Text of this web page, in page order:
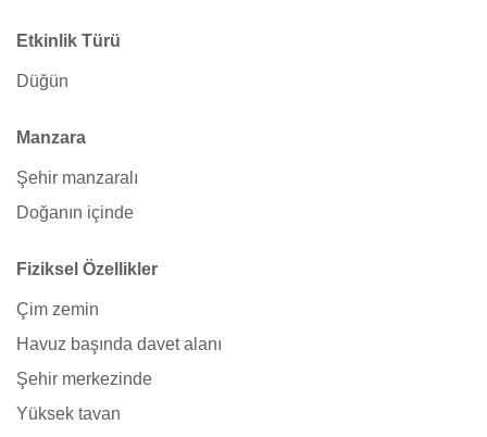
Etkinlik Türü
Düğün
Manzara
Şehir manzaralı
Doğanın içinde
Fiziksel Özellikler
Çim zemin
Havuz başında davet alanı
Şehir merkezinde
Yüksek tavan